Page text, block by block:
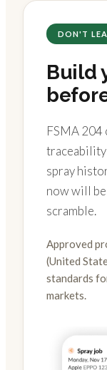
DON'T
Build
FSMA 204
traceability
spray
now will
scramble.
Approved
(United
standards
markets.